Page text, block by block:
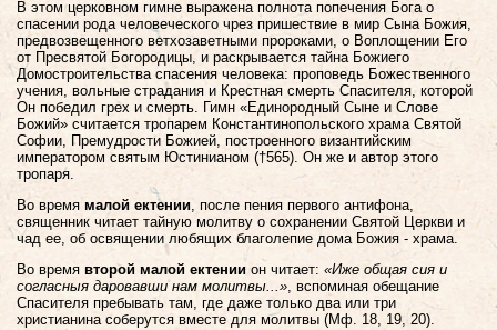
В этом церковном гимне выражена полнота попечения Бога о
спасении рода человеческого чрез пришествие в мир Сына Божия,
предвозвещенного ветхозаветными пророками, о Воплощении Его
от Пресвятой Богородицы, и раскрывается тайна Божиего
Домостроительства спасения человека: проповедь Божественного
учения, вольные страдания и Крестная смерть Спасителя, которой
Он победил грех и смерть. Гимн «Единородный Сыне и Слове
Божий» считается тропарем Константинопольского храма Святой
Софии, Премудрости Божией, построенного византийским
императором святым Юстинианом (†565). Он же и автор этого
тропаря.
Во время малой ектении, после пения первого антифона,
священник читает тайную молитву о сохранении Святой Церкви и
чад ее, об освящении любящих благолепие дома Божия - храма.
Во время второй малой ектениион читает: «Иже общая сия и
согласныя даровавши нам молитвы...», вспоминая обещание
Спасителя пребывать там, где даже только два или три
христианина соберутся вместе для молитвы (Мф. 18, 19, 20).